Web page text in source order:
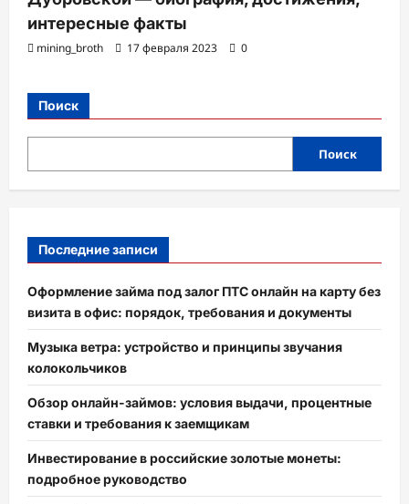
интересные факты
mining_broth 17 февраля 2023 0
Поиск
Поиск
Последние записи
Оформление займа под залог ПТС онлайн на карту без
визита в офис: порядок, требования и документы
Музыка ветра: устройство и принципы звучания
колокольчиков
Обзор онлайн-займов: условия выдачи, процентные
ставки и требования к заемщикам
Инвестирование в российские золотые монеты:
подробное руководство